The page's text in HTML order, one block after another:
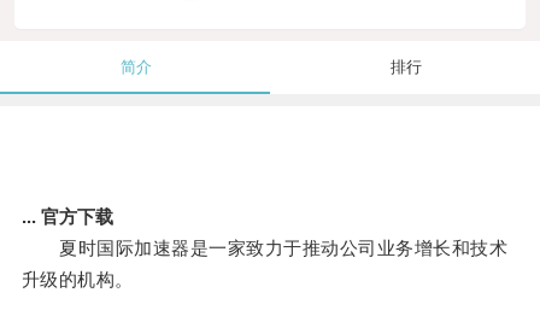
简介 排行
... 官方下载
夏时国际加速器是一家致力于推动公司业务增长和技术
升级的机构。